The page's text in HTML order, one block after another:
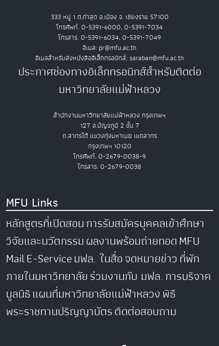
333 หมู่ 1 ต.ท่าสุด อ.เมือง จ. เชียงราย 57100
โทรศัพท์. 0-5391-6000, 0-5391-7034
โทรสาร. 0-5391-6034, 0-5391-7049
อีเมล: pr@mfu.ac.th
อีเมลสำหรับส่งหนังสืออิเล็กทรอนิกส์: saraban@mfu.ac.th
ประกาศช่องทางอิเล็กทรอนิกส์สำหรับติดต่อ
มหาวิทยาลัยแม่ฟ้าหลวง
สำนักงานมหาวิทยาลัยแม่ฟ้าหลวง กรุงเทพฯ
127 อ.ปัญจภูมิ 2 ชั้น 7
ถ.สาทรใต้ แขวงทุ่งมหาเมฆ เขตสาทร
กรุงเทพฯ 10120
โทรศัพท์. 0-2679-0038-9
โทรสาร. 0-2679-0038
MFU Links
หลักสูตรที่เปิดสอนการรับสมัครบุคคลเข้าศึกษา
วิจัยและนวัตกรรมผลงานพร้อมถ่ายทอดMFU
MailE-Serviceมฟล. ในสื่อจดหมายข่าวที่พัก
ภายในมหาวิทยาลัยร่วมงานกับ มฟล.การบริจาค
มูลนิธิแผนที่มหาวิทยาลัยแม่ฟ้าหลวงพิธี
พระราชทานปริญญาบัตรติดต่อสอบถาม